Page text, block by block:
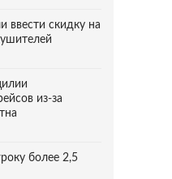
ввести скидку на
из-за
более 2,5